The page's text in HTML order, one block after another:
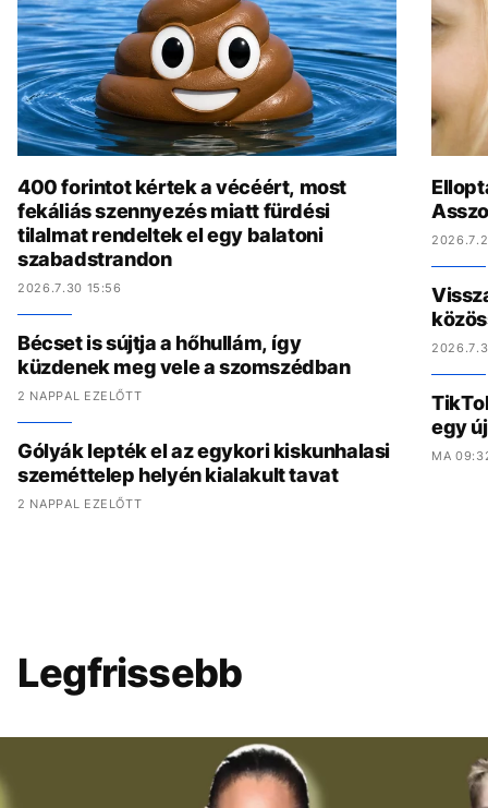
400 forintot kértek a vécéért, most
fekáliás szennyezés miatt fürdési
tilalmat rendeltek el egy balatoni
szabadstrandon
2026.7.30 15:56
Bécset is sújtja a hőhullám, így
küzdenek meg vele a szomszédban
2 NAPPAL EZELŐTT
Gólyák lepték el az egykori kiskunhalasi
szeméttelep helyén kialakult tavat
2 NAPPAL EZELŐTT
egy
MA
Legfrissebb